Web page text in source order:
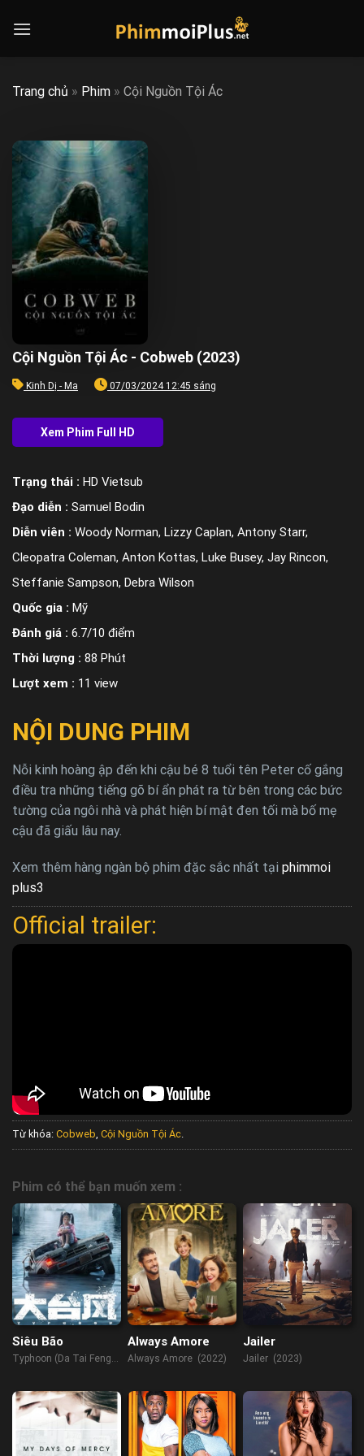
Trang chủ » Phim » Cội Nguồn Tội Ác
Cội Nguồn Tội Ác - Cobweb (2023)
Kinh Dị - Ma 07/03/2024 12:45 sáng
Trạng thái : HD Vietsub
Đạo diễn : Samuel Bodin
Diễn viên : Woody Norman, Lizzy Caplan, Antony Starr,
Cleopatra Coleman, Anton Kottas, Luke Busey, Jay Rincon,
Steffanie Sampson, Debra Wilson
Quốc gia : Mỹ
Đánh giá : 6.7/10 điểm
Thời lượng : 88 Phút
Lượt xem : 11 view
NỘI DUNG PHIM
Nỗi kinh hoàng ập đến khi cậu bé 8 tuổi tên Peter cố gắng
điều tra những tiếng gõ bí ẩn phát ra từ bên trong các bức
tường của ngôi nhà và phát hiện bí mật đen tối mà bố mẹ
cậu đã giấu lâu nay.
Xem thêm hàng ngàn bộ phim đặc sắc nhất tại phimmoi
plus3
Official trailer:
Từ khóa: Cobweb Cội Nguồn Tội Ác
Phim có thể bạn muốn xem :
Siêu Bão
Typhoon (Da Tai Feng)
Always Amore
Always Amore (2022)
Jailer
Jailer (2023)